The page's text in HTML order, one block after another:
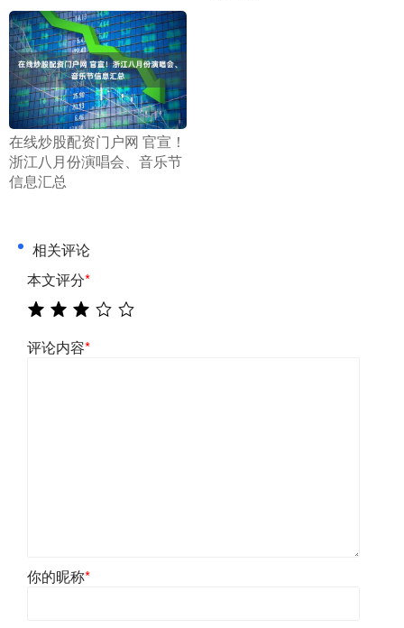
​在线炒股配资门户网 官宣！
浙江八月份演唱会、音乐节
信息汇总
相关评论
本文评分*
评论内容*
你的昵称*